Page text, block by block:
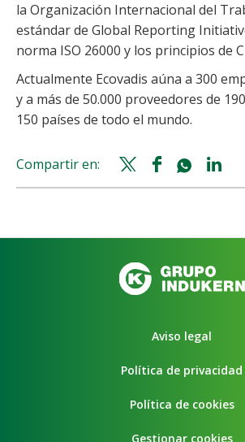
la Organización Internacional del
estándar de Global Reporting
norma ISO 26000 y los principios de
Actualmente Ecovadis aúna a 300
y a más de 50.000 proveedores de
150 países de todo el mundo.
Compartir en:
Twitter
share
Facebook
shareshare
Aviso legal
Política de privacidad
Política de cookies
Gestionar cookies